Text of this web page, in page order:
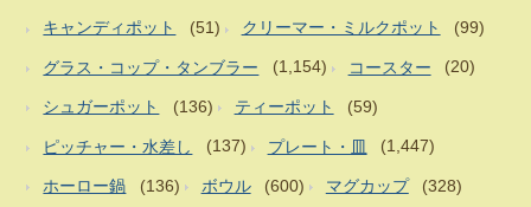
キャンディポット (51) クリーマー・ミルクポット (99)
グラス・コップ・タンブラー (1,154) コースター (20)
シュガーポット (136) ティーポット (59)
ピッチャー・水差し (137) プレート・皿 (1,447)
ホーロー鍋 (136) ボウル (600) マグカップ (328)